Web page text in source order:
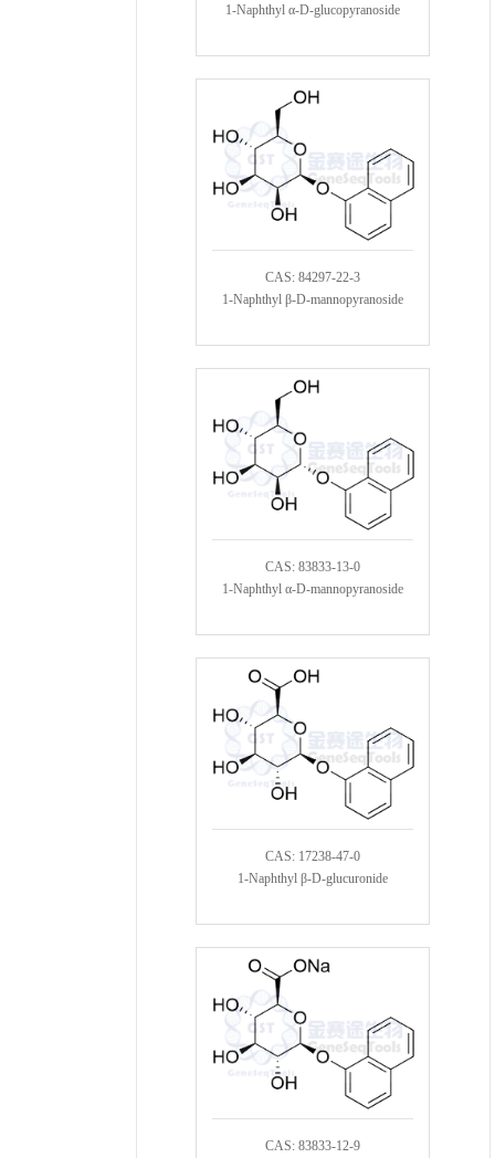
1-Naphthyl α-D-glucopyranoside
CAS: 84297-22-3
1-Naphthyl β-D-mannopyranoside
CAS: 83833-13-0
1-Naphthyl α-D-mannopyranoside
CAS: 17238-47-0
1-Naphthyl β-D-glucuronide
CAS: 83833-12-9